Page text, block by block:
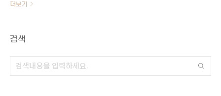
더보기
검색